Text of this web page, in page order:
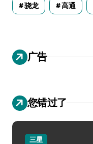
骁龙 高通
广告
您错过了
三星